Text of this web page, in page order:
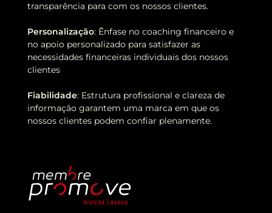
transparência para com os nossos clientes.
Personalização: Ênfase no coaching financeiro e
no apoio personalizado para satisfazer as
necessidades financeiras individuais dos nossos
clientes
Fiabilidade: Estrutura profissional e clareza de
informação garantem uma marca em que os
nossos clientes podem confiar plenamente.